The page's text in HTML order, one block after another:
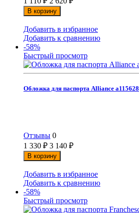
В корзину
Добавить в избранное
Добавить к сравнению
-58%
Быстрый просмотр
Обложка для паспорта Alliance а115628
Отзывы 0
1 330 ₽ 3 140 ₽
В корзину
Добавить в избранное
Добавить к сравнению
-58%
Быстрый просмотр